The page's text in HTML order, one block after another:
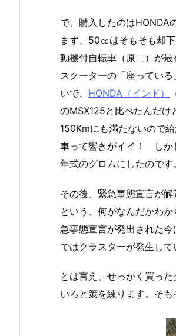
で、購入したのはHONDA
まず、50㏄はそもそも却
動機付自転車（原二）が
スクーターの「座ってい
いで、 HONDA（インド）
のMSX125と比べたんだ
150Kmにも満たないので
車って響きがイイ！ しか
年式のグロムにしたのです。
その後、緊急事態宣言が
という、何がなんだかわ
急事態宣言が発出された
ではクラスターが発生し
とは言え、せっかく買っ
いろと策を練ります。そも